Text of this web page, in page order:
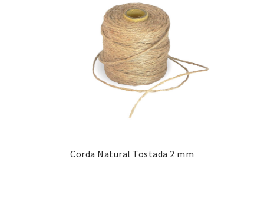
Corda Natural Tostada 2 mm